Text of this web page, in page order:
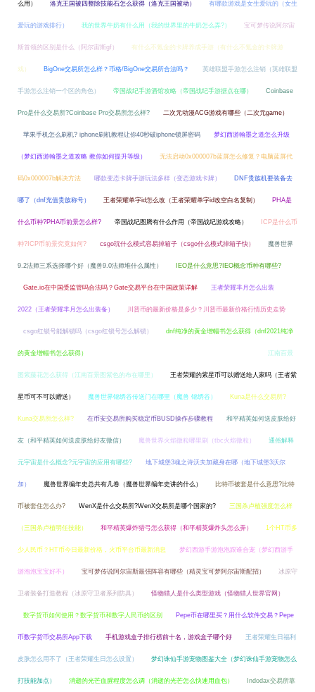
么用） 洛克王国被四整除技能石怎么获得（洛克王国被动） 有哪款游戏是女生爱玩的（女生
爱玩的游戏排行） 我的世界牛奶有什么用（我的世界里的牛奶怎么弄?） 宝可梦传说阿尔宙
斯首领的区别是什么（阿尔宙斯gf） 有什么不氪金的卡牌养成手游（有什么不氪金的卡牌游
戏） BigOne交易所怎么样？币格/BigOne交易所合法吗？ 英雄联盟手游怎么注销（英雄联盟
手游怎么注销一个区的角色） 帝国战纪手游酒馆攻略（帝国战纪手游据点在哪） Coinbase
Pro是什么交易所?Coinbase Pro交易所怎么样? 二次元动漫ACG游戏有哪些（二次元game）
苹果手机怎么刷机? iphone刷机教程让你40秒破iphone锁屏密码 梦幻西游翰墨之道怎么升级
（梦幻西游翰墨之道攻略 教你如何提升等级） 无法启动0x000007b蓝屏怎么修复？电脑蓝屏代
码0x000007b解决方法 哪款变态卡牌手游玩法多样（变态游戏卡牌） DNF贵族机要装备去
哪了（dnf充值贵族称号） 王者荣耀单字id怎么改（王者荣耀单字id改空白名复制） PHA是
什么币种?PHA币前景怎么样? 帝国战纪图腾有什么作用（帝国战纪游戏攻略） ICP是什么币
种?ICP币前景究竟如何? csgo玩什么模式容易掉箱子（csgo什么模式掉箱子快） 魔兽世界
9.2法师三系选择哪个好（魔兽9.0法师堆什么属性） IEO是什么意思?IEO概念币种有哪些?
Gate.io在中国受监管吗合法吗？Gate交易平台在中国政策详解 王者荣耀芈月怎么出装
2022（王者荣耀芈月怎么出装备） 川普币的最新价格是多少？川普币最新价格行情历史走势
csgo红锁号能解锁吗（csgo红锁号怎么解锁） dnf纯净的黄金增幅书怎么获得（dnf2021纯净
的黄金增幅书怎么获得） 江南百景
图紫藤花怎么获得（江南百景图紫色的布在哪里） 王者荣耀的紫星币可以赠送给人家吗（王者紫
星币可不可以赠送） 魔兽世界锦绣谷传送门在哪里（魔兽 锦绣谷） Kuna是什么交易所?
Kuna交易所怎么样? 在币安交易所购买稳定币BUSD操作步骤教程 和平精英如何送皮肤给好
友（和平精英如何送皮肤给好友微信） 魔兽世界火焰微粒哪里刷（tbc火焰微粒） 通俗解释
元宇宙是什么概念?元宇宙的应用有哪些? 地下城堡3魂之诗沃夫加藏身在哪（地下城堡3沃尔
加） 魔兽世界编年史总共有几卷（魔兽世界编年史讲的什么） 比特币被套是什么意思?比特
币被套住怎么办? WenX是什么交易所?WenX交易所是哪个国家的? 三国杀卢植强度怎么样
（三国杀卢植明任技能） 和平精英爆炸猎弓怎么获得（和平精英爆炸头怎么弄） 1个HT币多
少人民币？HT币今日最新价格，火币平台币最新消息 梦幻西游手游泡泡跟谁合宠（梦幻西游手
游泡泡宝宝好不） 宝可梦传说阿尔宙斯最强阵容有哪些（精灵宝可梦阿尔宙斯配招） 冰原守
卫者装备打造教程（冰原守卫者系列防具） 怪物猎人是什么类型游戏（怪物猎人世界官网）
数字货币如何使用？数字货币和数字人民币的区别 Pepe币在哪里买？用什么软件交易？Pepe
币数字货币交易所App下载 手机游戏盒子排行榜前十名，游戏盒子哪个好 王者荣耀生日福利
皮肤怎么用不了（王者荣耀生日怎么设置） 梦幻诛仙手游宠物图鉴大全（梦幻诛仙手游宠物怎么
打技能加点） 消逝的光芒血腥程度怎么调（消逝的光芒怎么快速用血包） Indodax交易所靠